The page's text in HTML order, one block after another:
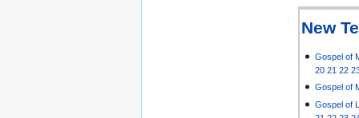
New
Gospel of
20 21 22
Gospel of
Gospel of